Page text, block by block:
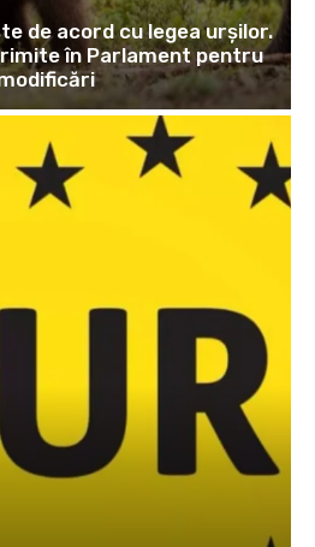
de acord cu legea urșilor.
în Parlament pentru